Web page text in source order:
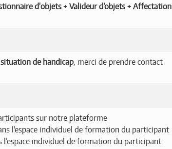
d'objets + Valideur d’objets + Affectation
de handicap, merci de prendre contact
sur notre plateforme
l’espace individuel de formation du participant
individuel de formation du participant